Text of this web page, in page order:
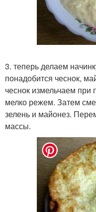
3. теперь делаем
понадобится чеснок,
чеснок измельчаем
мелко режем. Затем
зелень и майонез.
массы.